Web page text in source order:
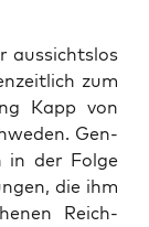
aus­sicht­s­los
zum
Kapp von
Gen­
der Folge
die ihm
Reich­